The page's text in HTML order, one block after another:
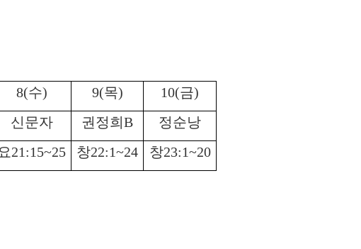
8(수) 9(목) 10(금)
신문자 권정희 B
정순낭
요21:15~25 창22:1~24 창23:1~20